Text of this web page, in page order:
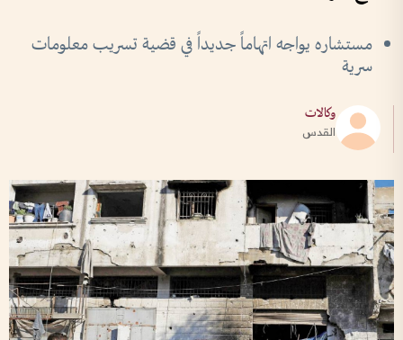
مستشاره يواجه اتهاماً جديداً في قضية تسريب معلومات
سرية
وكالات
القدس